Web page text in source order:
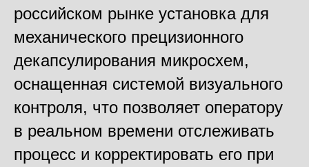
российском рынке установка для
механического прецизионного
декапсулирования микросхем,
оснащенная системой визуального
контроля, что позволяет оператору
в реальном времени отслеживать
процесс и корректировать его при